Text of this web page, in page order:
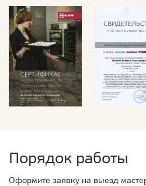
Порядок работы
Оформите заявку на выезд